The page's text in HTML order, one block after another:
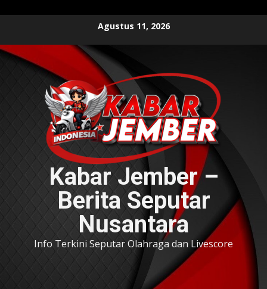
content
Agustus 11, 2026
Kabar Jember –
Berita Seputar
Nusantara
Info Terkini Seputar Olahraga dan Livescore